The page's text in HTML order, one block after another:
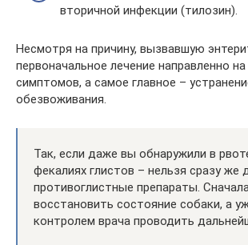
вторичной инфекции (тилозин).
Несмотря на причину, вызвавшую
первоначальное лечение направленно
симптомов, а самое главное –
обезвоживания.
Так, если даже вы обнаружили в
фекалиях глистов – нельзя сразу же
противоглистные препараты.
восстановить состояние собаки, а
контролем врача проводить